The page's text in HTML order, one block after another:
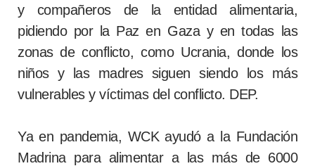
y compañeros de la entidad alimentaria,
pidiendo por la Paz en Gaza y en todas las
zonas de conflicto, como Ucrania, donde los
niños y las madres siguen siendo los más
vulnerables y víctimas del conflicto. DEP.
Ya en pandemia, WCK ayudó a la Fundación
Madrina para alimentar a las más de 6000